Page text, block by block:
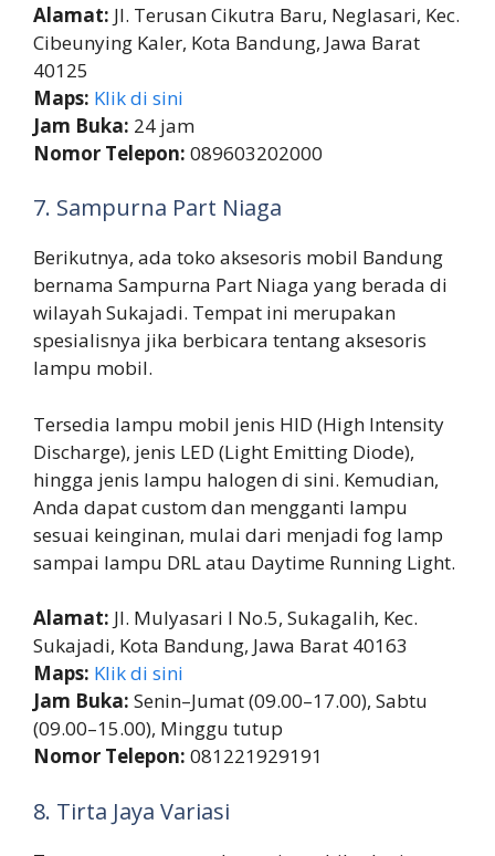
Alamat: Jl. Terusan Cikutra Baru, Neglasari, Kec.
Cibeunying Kaler, Kota Bandung, Jawa Barat
40125
Maps: Klik di sini
Jam Buka: 24 jam
Nomor Telepon: 089603202000
7. Sampurna Part Niaga
Berikutnya, ada toko aksesoris mobil Bandung
bernama Sampurna Part Niaga yang berada di
wilayah Sukajadi. Tempat ini merupakan
spesialisnya jika berbicara tentang aksesoris
lampu mobil.
Tersedia lampu mobil jenis HID (High Intensity
Discharge), jenis LED (Light Emitting Diode),
hingga jenis lampu halogen di sini. Kemudian,
Anda dapat custom dan mengganti lampu
sesuai keinginan, mulai dari menjadi fog lamp
sampai lampu DRL atau Daytime Running Light.
Alamat: Jl. Mulyasari I No.5, Sukagalih, Kec.
Sukajadi, Kota Bandung, Jawa Barat 40163
Maps: Klik di sini
Jam Buka: Senin–Jumat (09.00–17.00), Sabtu
(09.00–15.00), Minggu tutup
Nomor Telepon: 081221929191
8. Tirta Jaya Variasi